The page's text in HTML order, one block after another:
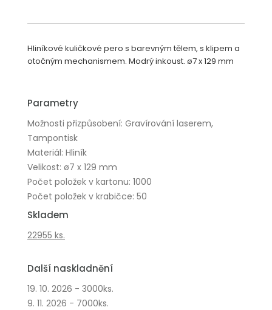
Hliníkové kuličkové pero s barevným tělem, s klipem a
otočným mechanismem. Modrý inkoust. ø7 x 129 mm
Parametry
Možnosti přizpůsobení: Gravírování laserem,
Tampontisk
Materiál: Hliník
Velikost: ø7 x 129 mm
Počet položek v kartonu: 1000
Počet položek v krabičce: 50
Skladem
22955 ks.
Další naskladnění
19. 10. 2026 - 3000ks.
9. 11. 2026 - 7000ks.